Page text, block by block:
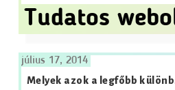
Tudatos
július 17, 2014
Melyek azok a legfőbb